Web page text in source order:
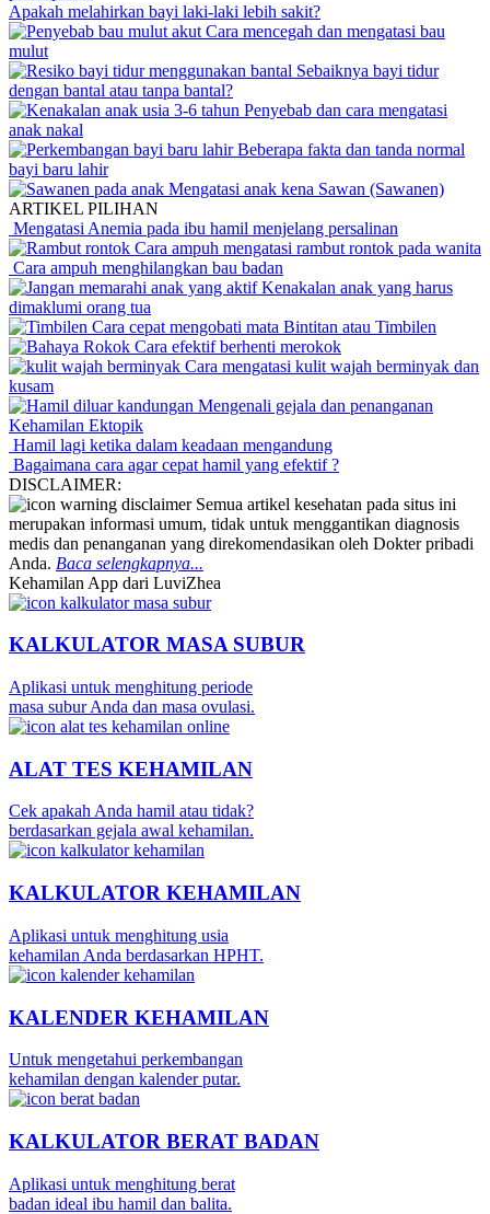
Apakah melahirkan bayi laki-laki lebih sakit?
Cara mencegah dan mengatasi bau
mulut
Sebaiknya bayi tidur
dengan bantal atau tanpa bantal?
Penyebab dan cara mengatasi
anak nakal
Beberapa fakta dan tanda normal
bayi baru lahir
Mengatasi anak kena Sawan (Sawanen)
ARTIKEL PILIHAN
Mengatasi Anemia pada ibu hamil menjelang persalinan
Cara ampuh mengatasi rambut rontok pada wanita
Cara ampuh menghilangkan bau badan
Kenakalan anak yang harus
dimaklumi orang tua
Cara cepat mengobati mata Bintitan atau Timbilen
Cara efektif berhenti merokok
Cara mengatasi kulit wajah berminyak dan
kusam
Mengenali gejala dan penanganan
Kehamilan Ektopik
Hamil lagi ketika dalam keadaan mengandung
Bagaimana cara agar cepat hamil yang efektif ?
DISCLAIMER:
Semua artikel kesehatan pada situs ini
merupakan informasi umum, tidak untuk menggantikan diagnosis
medis dan penanganan yang direkomendasikan oleh Dokter pribadi
Anda. Baca selengkapnya...
Kehamilan App dari LuviZhea
KALKULATOR MASA SUBUR
Aplikasi untuk menghitung periode
masa subur Anda dan masa ovulasi.
ALAT TES KEHAMILAN
Cek apakah Anda hamil atau tidak?
berdasarkan gejala awal kehamilan.
KALKULATOR KEHAMILAN
Aplikasi untuk menghitung usia
kehamilan Anda berdasarkan HPHT.
KALENDER KEHAMILAN
Untuk mengetahui perkembangan
kehamilan dengan kalender putar.
KALKULATOR BERAT BADAN
Aplikasi untuk menghitung berat
badan ideal ibu hamil dan balita.